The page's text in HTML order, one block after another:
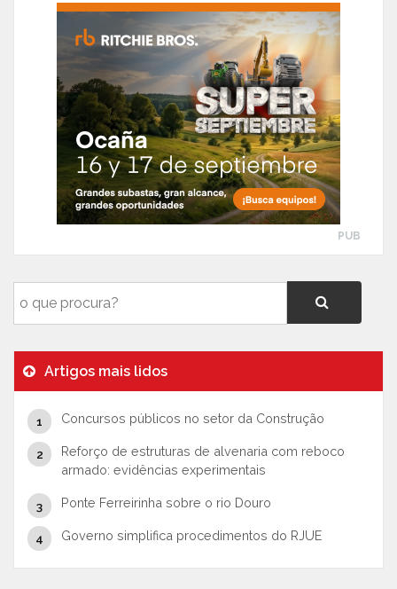
PUB
Artigos mais lidos
Concursos públicos no setor da Construção
Reforço de estruturas de alvenaria com reboco
armado: evidências experimentais
Ponte Ferreirinha sobre o rio Douro
Governo simplifica procedimentos do RJUE